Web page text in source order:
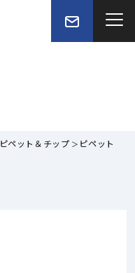
ピペット＆チップ ピペット